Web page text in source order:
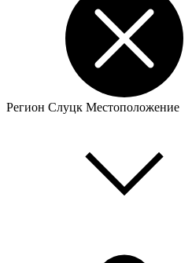
Регион Слуцк Местоположение